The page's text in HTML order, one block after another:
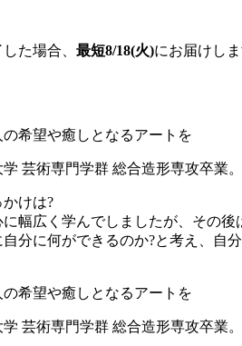
た場合、 最短8/18(火)にお届けしま
希望や癒しとなるアートを
芸術専門学群 総合造形専攻卒業
けは?
に幅広く学んでしましたが、その
分に何ができるのか?と考え、自
希望や癒しとなるアートを
芸術専門学群 総合造形専攻卒業